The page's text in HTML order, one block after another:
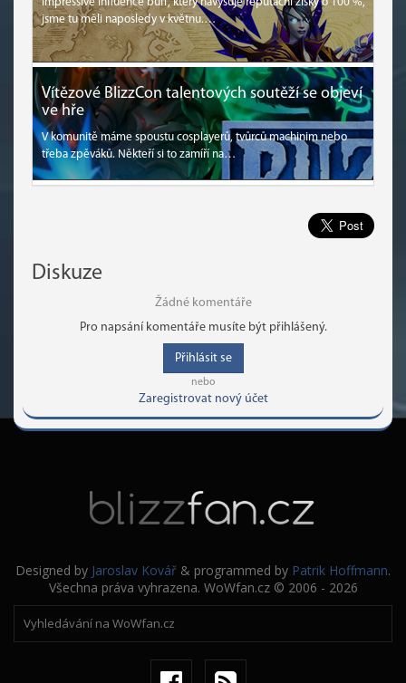
Impressive Influence buff, který navyšuje reputační zisky o 100 %,
jsme tu měli naposledy v květnu.…
Vítězové BlizzCon talentových soutěží se objeví
ve hře
V komunitě máme spoustu cosplayerů, tvůrců machinim nebo
třeba zpěváků. Někteří si to zamíří na…
Diskuze
Žádné komentáře
Pro napsání komentáře musíte být přihlášený.
Přihlásit se
nebo
Zaregistrovat nový účet
Designed by Jaroslav Kovář & programmed by Patrik Hoffmann.
Všechna práva vyhrazena. WoWfan.cz © 2006 - 2026